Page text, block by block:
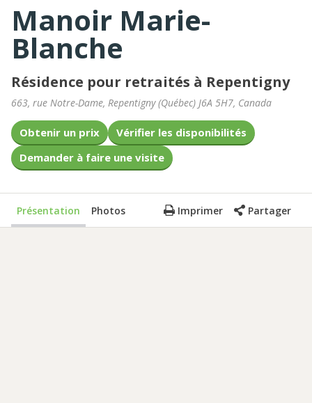
Manoir Marie-
Blanche
Résidence pour retraités à Repentigny
663, rue Notre-Dame, Repentigny(Québec) J6A 5H7, Canada
Obtenir un prix
Vérifier les disponibilités
Demander à faire une visite
Présentation Photos Imprimer Partager